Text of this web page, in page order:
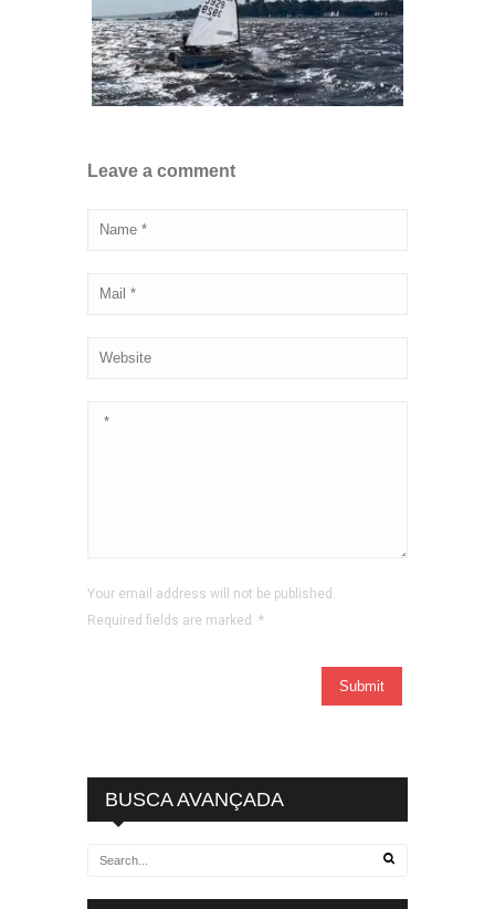
Leave a comment
Your email address will not be published.
Required fields are marked. *
BUSCA AVANÇADA